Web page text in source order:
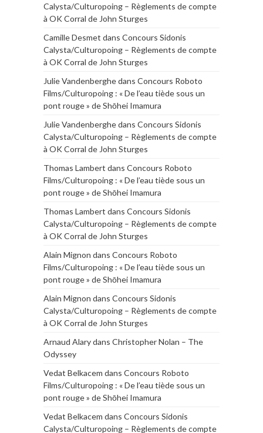
Calysta/Culturopoing – Règlements de compte
à OK Corral de John Sturges
Camille Desmet dans Concours Sidonis
Calysta/Culturopoing – Règlements de compte
à OK Corral de John Sturges
Julie Vandenberghedans Concours Roboto
Films/Culturopoing : « De l’eau tiède sous un
pont rouge » de Shōhei Imamura
Julie Vandenberghedans Concours Sidonis
Calysta/Culturopoing – Règlements de compte
à OK Corral de John Sturges
Thomas Lambert dans Concours Roboto
Films/Culturopoing : « De l’eau tiède sous un
pont rouge » de Shōhei Imamura
Thomas Lambert dans Concours Sidonis
Calysta/Culturopoing – Règlements de compte
à OK Corral de John Sturges
Alain Mignon dans Concours Roboto
Films/Culturopoing : « De l’eau tiède sous un
pont rouge » de Shōhei Imamura
Alain Mignon dans Concours Sidonis
Calysta/Culturopoing – Règlements de compte
à OK Corral de John Sturges
Arnaud Alarydans Christopher Nolan – The
Odyssey
Vedat Belkacem dans Concours Roboto
Films/Culturopoing : « De l’eau tiède sous un
pont rouge » de Shōhei Imamura
Vedat Belkacem dans Concours Sidonis
Calysta/Culturopoing – Règlements de compte